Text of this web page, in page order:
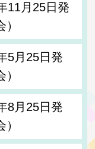
11月25日発
5月25日発
8月25日発